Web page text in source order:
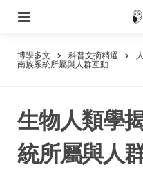
博學多文 科普文摘精選
南族系統所屬與人群互動
生物人類學
統所屬與人